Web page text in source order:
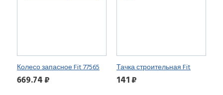
Колесо запасное Fit 77565
13х3” для тачки
669.74 ₽
Тачка строительная Fit
141 ₽